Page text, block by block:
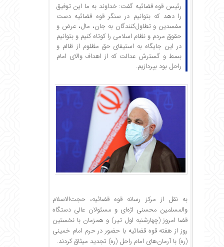
رئیس قوه قضائیه گفت: خداوند به ما این توفیق
را دهد که بتوانیم در سنگر قوه‌ قضائیه دست
مفسدین و تطاول‌کنندگان به جان، مال، عرض و
حقوق مردم و نظام اسلامی را کوتاه کنیم و بتوانیم
در این جایگاه به استیفای حق مظلوم از ظالم و
بسط و گسترش عدالت که از اهداف والای امام
راحل بود بپردازیم.
به نقل از مرکز رسانه قوه قضائیه، حجت‌الاسلام
والمسلمین محسنی اژه‌ای و مسئولان عالی دستگاه
قضا امروز (چهارشنبه اول تیر) و همزمان با نخستین
روز از هفته قوه قضائیه با حضور در حرم امام خمینی
(ره) با آرمان‌های امام راحل (ره) تجدید میثاق کردند.